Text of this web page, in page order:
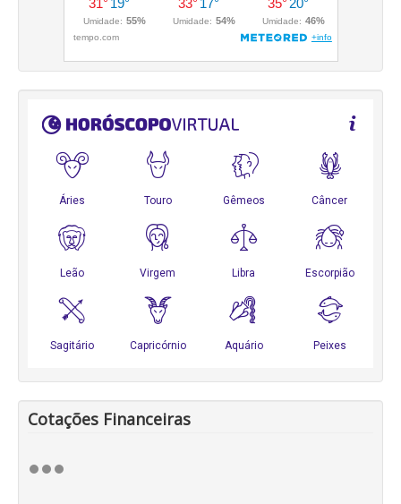
Cotações Financeiras